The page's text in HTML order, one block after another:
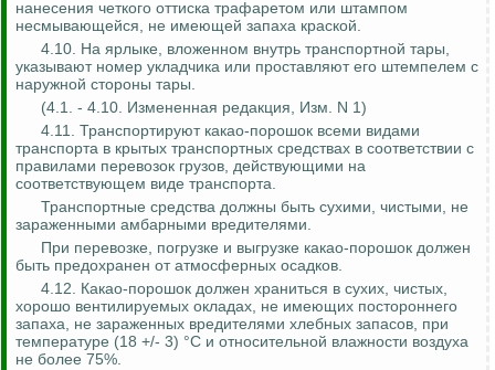
нанесения четкого оттиска трафаретом или штампом
несмывающейся, не имеющей запаха краской.
4.10. На ярлыке, вложенном внутрь транспортной тары,
указывают номер укладчика или проставляют его штемпелем с
наружной стороны тары.
(4.1. - 4.10. Измененная редакция, Изм. N 1)
4.11. Транспортируют какао-порошок всеми видами
транспорта в крытых транспортных средствах в соответствии с
правилами перевозок грузов, действующими на
соответствующем виде транспорта.
Транспортные средства должны быть сухими, чистыми, не
зараженными амбарными вредителями.
При перевозке, погрузке и выгрузке какао-порошок должен
быть предохранен от атмосферных осадков.
4.12. Какао-порошок должен храниться в сухих, чистых,
хорошо вентилируемых окладах, не имеющих постороннего
запаха, не зараженных вредителями хлебных запасов, при
температуре (18 +/- 3) °C и относительной влажности воздуха
не более 75%.